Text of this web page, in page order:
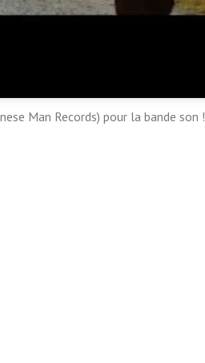
Man Records) pour la bande son !